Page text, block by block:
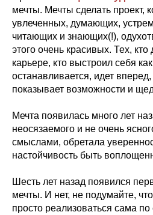
мечты. Мечты сделать проект,
увлеченных, думающих,
читающих и знающих(!),
этого очень красивых. Тех, кто
карьере, кто выстроил себя
останавливается, идет
показывает возможности и
Мечта появилась много лет
неосязаемого и не очень
смыслами, обретала
настойчивость быть
Шесть лет назад появился
мечты. И нет, не подумайте,
просто реализоваться сама по